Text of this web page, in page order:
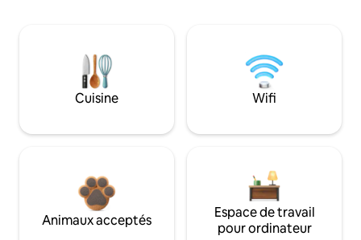
Cuisine Wifi
Animaux acceptés
Espace de travail
pour ordinateur